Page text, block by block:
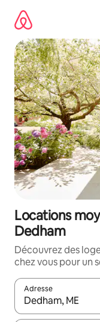
directement
contenu
Locations
Dedham
Découvrez des
chez vous pour un
Adresse
Lorsque les